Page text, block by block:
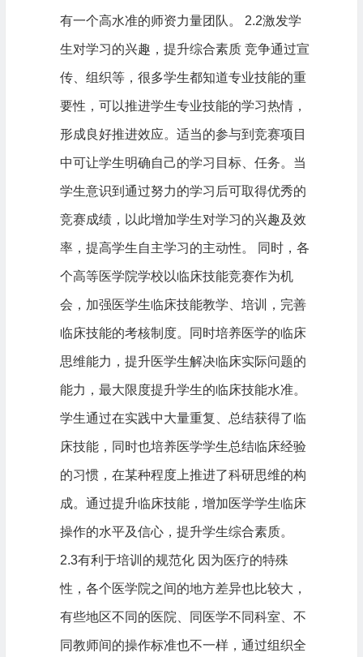
有一个高水准的师资力量团队。 2.2激发学
生对学习的兴趣，提升综合素质 竞争通过宣
传、组织等，很多学生都知道专业技能的重
要性，可以推进学生专业技能的学习热情，
形成良好推进效应。适当的参与到竞赛项目
中可让学生明确自己的学习目标、任务。当
学生意识到通过努力的学习后可取得优秀的
竞赛成绩，以此增加学生对学习的兴趣及效
率，提高学生自主学习的主动性。 同时，各
个高等医学院学校以临床技能竞赛作为机
会，加强医学生临床技能教学、培训，完善
临床技能的考核制度。同时培养医学的临床
思维能力，提升医学生解决临床实际问题的
能力，最大限度提升学生的临床技能水准。
学生通过在实践中大量重复、总结获得了临
床技能，同时也培养医学学生总结临床经验
的习惯，在某种程度上推进了科研思维的构
成。通过提升临床技能，增加医学学生临床
操作的水平及信心，提升学生综合素质。
2.3有利于培训的规范化 因为医疗的特殊
性，各个医学院之间的地方差异也比较大，
有些地区不同的医院、同医学不同科室、不
同教师间的操作标准也不一样，通过组织全